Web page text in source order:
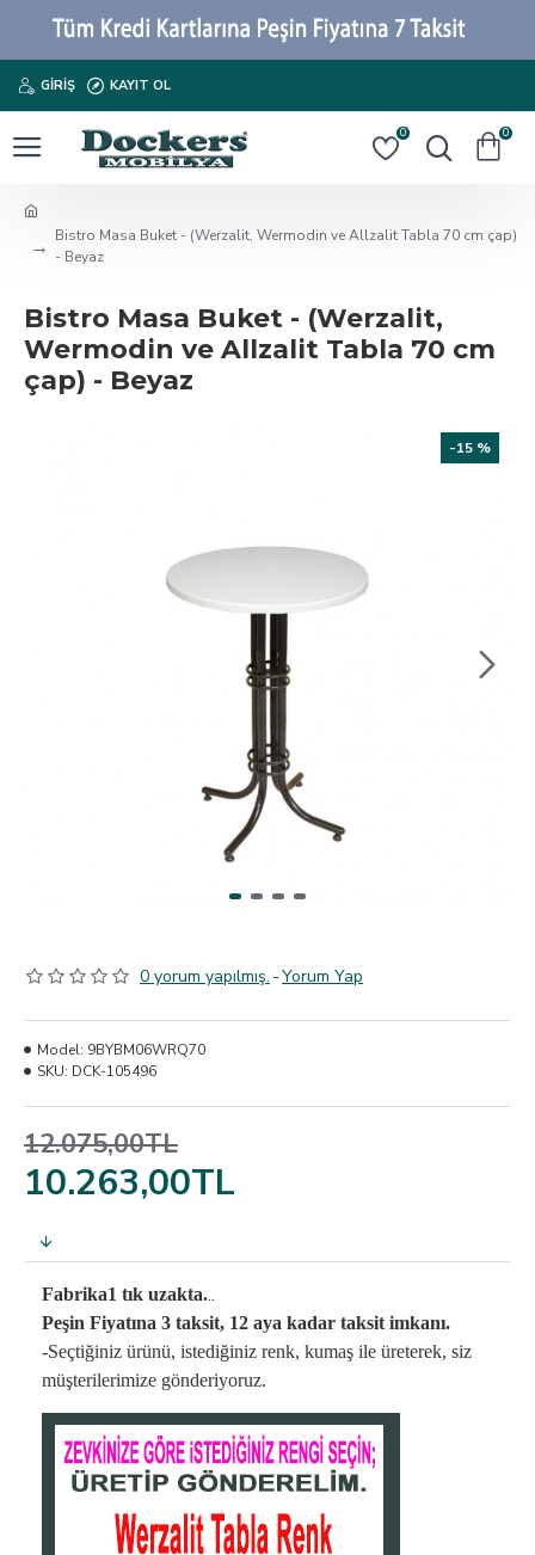
GIRIŞ KAYIT OL
0 0
Bistro Masa Buket - (Werzalit, Wermodin ve Allzalit Tabla 70 cm çap)
- Beyaz
Bistro Masa Buket - (Werzalit,
Wermodin ve Allzalit Tabla 70 cm
çap) - Beyaz
-15 %
0 yorum yapılmış. -Yorum Yap
10.263,00TL
12.075,00TL
Model: 9BYBM06WRQ70
SKU: DCK-105496
Fabrika1 tık uzakta...
Peşin Fiyatına 3 taksit, 12 aya kadar taksit imkanı.
-Seçtiğiniz ürünü, istediğiniz renk, kumaş ile üreterek, siz
müşterilerimize gönderiyoruz.